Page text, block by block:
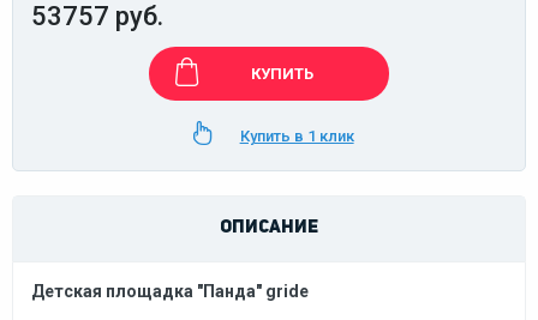
53757 руб.
КУПИТЬ
Купить в 1 клик
ОПИСАНИЕ
Детская площадка "Панда" gride